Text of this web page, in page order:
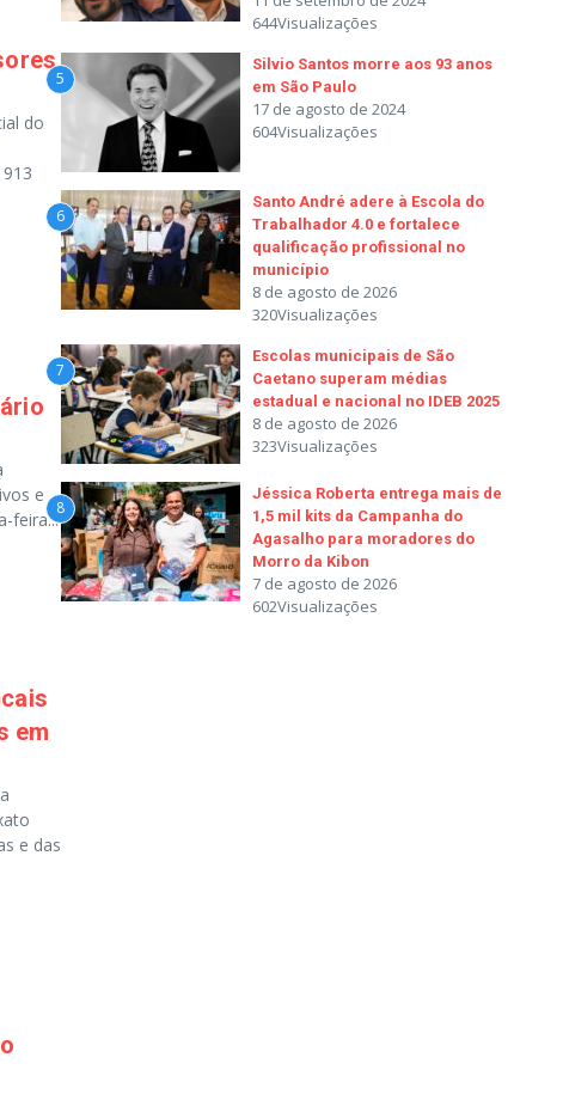
do
e
feira...
em
e das
644Visualizações
5
Silvio Santos morre aos 93 anos
em São Paulo
17 de agosto de 2024
604Visualizações
6
Santo André adere à Escola do
Trabalhador 4.0 e fortalece
qualificação profissional no
município
8 de agosto de 2026
320Visualizações
7
Escolas municipais de São
Caetano superam médias
estadual e nacional no IDEB 2025
8 de agosto de 2026
323Visualizações
8
Jéssica Roberta entrega mais de
1,5 mil kits da Campanha do
Agasalho para moradores do
Morro da Kibon
7 de agosto de 2026
602Visualizações